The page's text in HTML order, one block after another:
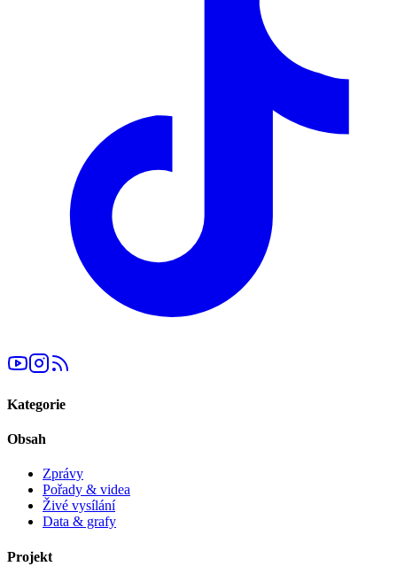
Kategorie
Obsah
Zprávy
Pořady & videa
Živé vysílání
Data & grafy
Projekt